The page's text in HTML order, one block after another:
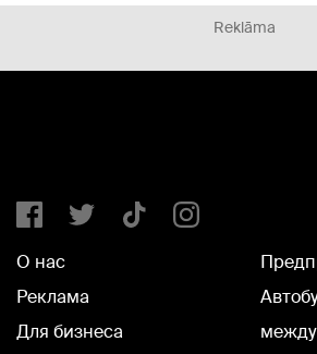
Reklāma
О нас
Реклама
Для бизнеса